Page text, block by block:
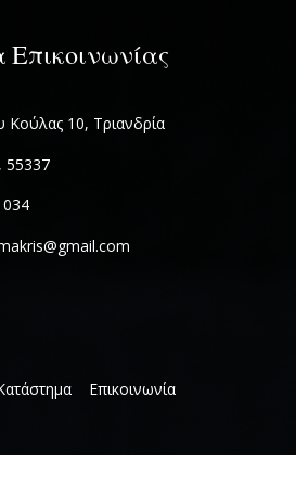
Επικοινωνίας
Κούλας 10, Τριανδρία
55337
Επικοινωνία